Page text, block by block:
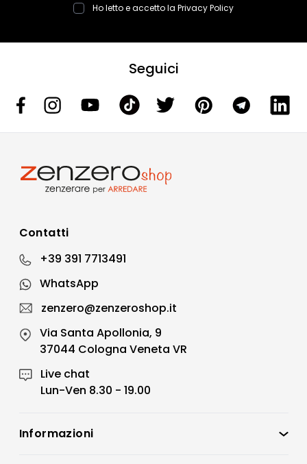
Ho letto e accetto la Privacy Policy
Seguici
Contatti
+39 391 7713491
WhatsApp
zenzero@zenzeroshop.it
Via Santa Apollonia, 9
37044 Cologna Veneta VR
Live chat
Lun-Ven 8.30 - 19.00
Informazioni